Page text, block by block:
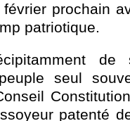
prochain
patriotique.
de
seul
patenté